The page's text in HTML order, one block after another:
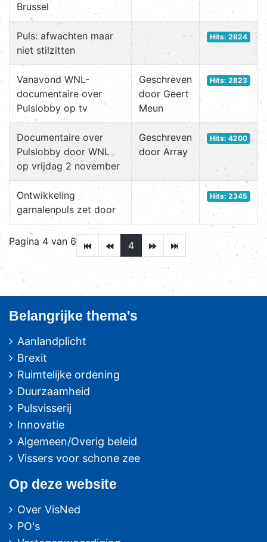
Brussel
Puls: afwachten maar
niet stilzitten
Hits: 2824
Vanavond WNL-
documentaire over
Pulslobby op tv
Geschreven
door Geert
Meun
Hits: 2823
Documentaire over
Pulslobby door WNL
op vrijdag 2 november
Geschreven
door Array
Hits: 4200
Ontwikkeling
garnalenpuls zet door
Hits: 2345
Pagina 4 van 6 4
Belangrijke thema's
Aanlandplicht
Brexit
Ruimtelijke ordening
Duurzaamheid
Pulsvisserij
Innovatie
Algemeen/Overig beleid
Vissers voor schone zee
Op deze website
Over VisNed
PO's